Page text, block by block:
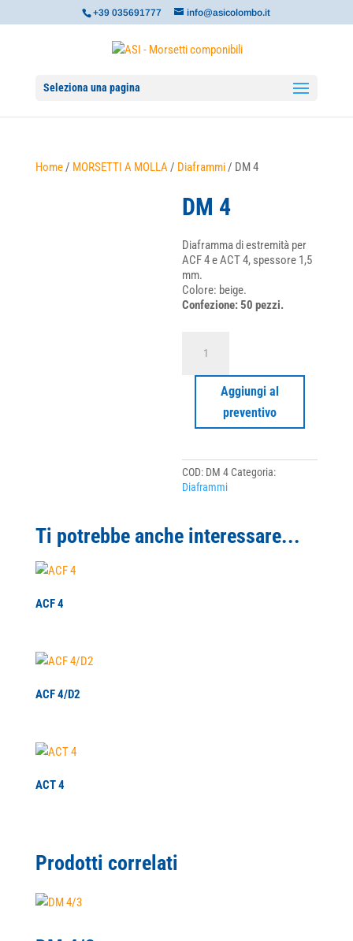
+39 035691777 info@asicolombo.it
Seleziona una pagina
Home/ MORSETTI A MOLLA/ Diaframmi/ DM 4
DM 4
Diaframma di estremità per
ACF 4 e ACT 4, spessore 1,5
mm.
Colore: beige.
Confezione: 50 pezzi.
Aggiungi al
preventivo
COD: DM 4 Categoria:
Diaframmi
Ti potrebbe anche interessare...
ACF 4
ACF 4/D2
ACT 4
Prodotti correlati